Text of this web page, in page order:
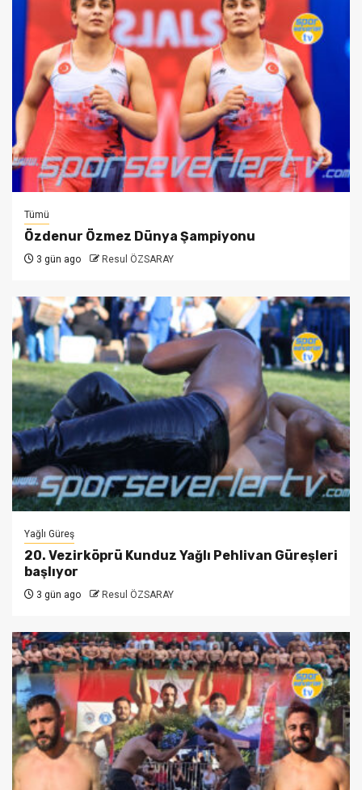
Tümü
Özdenur Özmez Dünya Şampiyonu
3 gün ago Resul ÖZSARAY
Yağlı Güreş
20. Vezirköprü Kunduz Yağlı Pehlivan Güreşleri
başlıyor
3 gün ago Resul ÖZSARAY